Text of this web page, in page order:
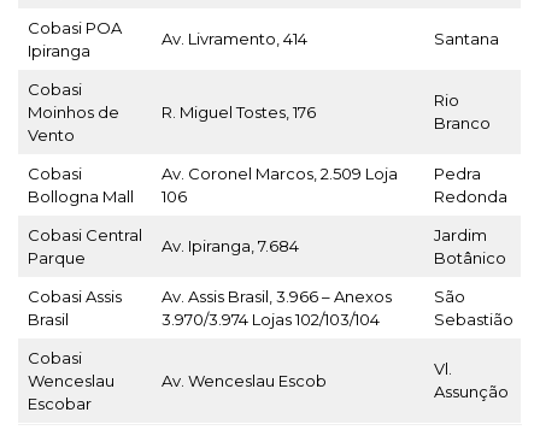
Cobasi POA
Ipiranga
Av. Livramento, 414 Santana
Cobasi
Moinhos de
Vento
R. Miguel Tostes, 176
Rio
Branco
Cobasi
Bollogna Mall
Av. Coronel Marcos, 2.509 Loja
106
Pedra
Redonda
Cobasi Central
Parque
Av. Ipiranga, 7.684
Jardim
Botânico
Cobasi Assis
Brasil
Av. Assis Brasil, 3.966 – Anexos
3.970/3.974 Lojas 102/103/104
São
Sebastião
Cobasi
Wenceslau
Escobar
Av. Wenceslau Escob
Vl.
Assunção